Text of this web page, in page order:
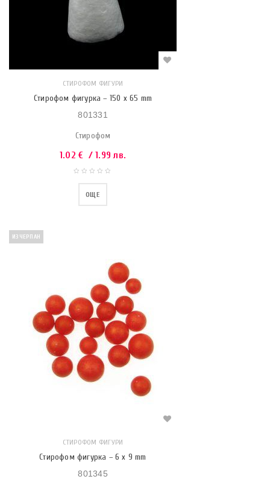
СТИРОФОМ ФИГУРИ
Стирофом фигурка – 150 x 65 mm
801331
Стирофом
1.02€ / 1.99 лв.
ОЩЕ
ИЗЧЕРПАН
СТИРОФОМ ФИГУРИ
Стирофом фигурка – 6 x 9 mm
801345